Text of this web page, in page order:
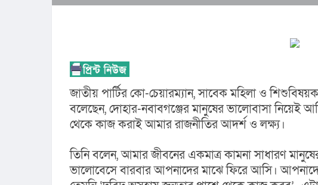
জাতীয় পার্টির কো-চেয়ারম্যান, সাবেক মহিলা ও
বলেছেন, দোহার-নবাবগঞ্জের মানুষের ভালোবাসা নিয়েই
থেকে কাজ করাই আমার রাজনীতির আদর্শ ও লক্ষ্য।
তিনি বলেন, আমার জীবনের একমাত্র কামনা সাধারণ
ভালোবেসে বারবার আপনাদের মাঝে ফিরে আসি।